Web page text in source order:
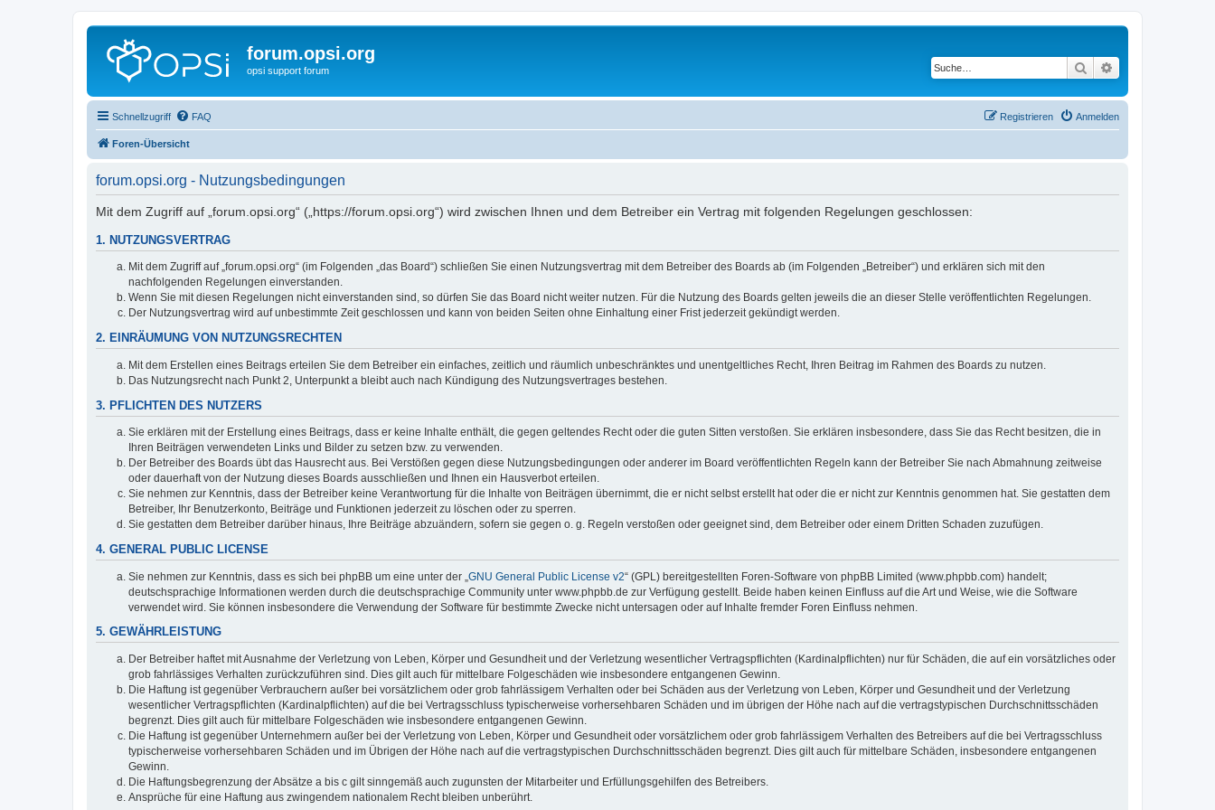
forum.opsi.org
opsi support forum Suche
Schnellzugriff FAQ Anmelden
Registrieren
Foren-Übersicht
forum.opsi.org - Nutzungsbedingungen
Mit dem Zugriff auf „forum.opsi.org“ („https://forum.opsi.org“) wird zwischen Ihnen und dem Betreiber ein Vertrag mit folgenden Regelungen geschlossen:
1. NUTZUNGSVERTRAG
Mit dem Zugriff auf „forum.opsi.org“ (im Folgenden „das Board“) schließen Sie einen Nutzungsvertrag mit dem Betreiber des Boards ab (im Folgenden „Betreiber“) und erklären sich mit den
nachfolgenden Regelungen einverstanden.
Wenn Sie mit diesen Regelungen nicht einverstanden sind, so dürfen Sie das Board nicht weiter nutzen. Für die Nutzung des Boards gelten jeweils die an dieser Stelle veröffentlichten Regelungen.
Der Nutzungsvertrag wird auf unbestimmte Zeit geschlossen und kann von beiden Seiten ohne Einhaltung einer Frist jederzeit gekündigt werden.
2. EINRÄUMUNG VON NUTZUNGSRECHTEN
Mit dem Erstellen eines Beitrags erteilen Sie dem Betreiber ein einfaches, zeitlich und räumlich unbeschränktes und unentgeltliches Recht, Ihren Beitrag im Rahmen des Boards zu nutzen.
Das Nutzungsrecht nach Punkt 2, Unterpunkt a bleibt auch nach Kündigung des Nutzungsvertrages bestehen.
3. PFLICHTEN DES NUTZERS
Sie erklären mit der Erstellung eines Beitrags, dass er keine Inhalte enthält, die gegen geltendes Recht oder die guten Sitten verstoßen. Sie erklären insbesondere, dass Sie das Recht besitzen, die in
Ihren Beiträgen verwendeten Links und Bilder zu setzen bzw. zu verwenden.
Der Betreiber des Boards übt das Hausrecht aus. Bei Verstößen gegen diese Nutzungsbedingungen oder anderer im Board veröffentlichten Regeln kann der Betreiber Sie nach Abmahnung zeitweise
oder dauerhaft von der Nutzung dieses Boards ausschließen und Ihnen ein Hausverbot erteilen.
Sie nehmen zur Kenntnis, dass der Betreiber keine Verantwortung für die Inhalte von Beiträgen übernimmt, die er nicht selbst erstellt hat oder die er nicht zur Kenntnis genommen hat. Sie gestatten dem
Betreiber, Ihr Benutzerkonto, Beiträge und Funktionen jederzeit zu löschen oder zu sperren.
Sie gestatten dem Betreiber darüber hinaus, Ihre Beiträge abzuändern, sofern sie gegen o. g. Regeln verstoßen oder geeignet sind, dem Betreiber oder einem Dritten Schaden zuzufügen.
4. GENERAL PUBLIC LICENSE
Sie nehmen zur Kenntnis, dass es sich bei phpBB um eine unter der „ GNU General Public License v2“ (GPL) bereitgestellten Foren-Software von phpBB Limited (www.phpbb.com) handelt;
deutschsprachige Informationen werden durch die deutschsprachige Community unter www.phpbb.de zur Verfügung gestellt. Beide haben keinen Einfluss auf die Art und Weise, wie die Software
verwendet wird. Sie können insbesondere die Verwendung der Software für bestimmte Zwecke nicht untersagen oder auf Inhalte fremder Foren Einfluss nehmen.
5. GEWÄHRLEISTUNG
Der Betreiber haftet mit Ausnahme der Verletzung von Leben, Körper und Gesundheit und der Verletzung wesentlicher Vertragspflichten (Kardinalpflichten) nur für Schäden, die auf ein vorsätzliches oder
grob fahrlässiges Verhalten zurückzuführen sind. Dies gilt auch für mittelbare Folgeschäden wie insbesondere entgangenen Gewinn.
Die Haftung ist gegenüber Verbrauchern außer bei vorsätzlichem oder grob fahrlässigem Verhalten oder bei Schäden aus der Verletzung von Leben, Körper und Gesundheit und der Verletzung
wesentlicher Vertragspflichten (Kardinalpflichten) auf die bei Vertragsschluss typischerweise vorhersehbaren Schäden und im übrigen der Höhe nach auf die vertragstypischen Durchschnittsschäden
begrenzt. Dies gilt auch für mittelbare Folgeschäden wie insbesondere entgangenen Gewinn.
Die Haftung ist gegenüber Unternehmern außer bei der Verletzung von Leben, Körper und Gesundheit oder vorsätzlichem oder grob fahrlässigem Verhalten des Betreibers auf die bei Vertragsschluss
typischerweise vorhersehbaren Schäden und im Übrigen der Höhe nach auf die vertragstypischen Durchschnittsschäden begrenzt. Dies gilt auch für mittelbare Schäden, insbesondere entgangenen
Gewinn.
Die Haftungsbegrenzung der Absätze a bis c gilt sinngemäß auch zugunsten der Mitarbeiter und Erfüllungsgehilfen des Betreibers.
Ansprüche für eine Haftung aus zwingendem nationalem Recht bleiben unberührt.